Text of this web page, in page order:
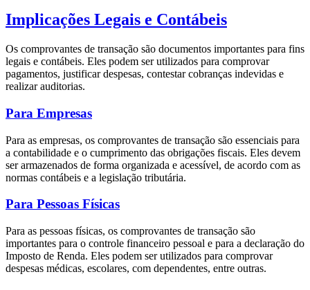
Implicações Legais e Contábeis
Os comprovantes de transação são documentos importantes para fins
legais e contábeis. Eles podem ser utilizados para comprovar
pagamentos, justificar despesas, contestar cobranças indevidas e
realizar auditorias.
Para Empresas
Para as empresas, os comprovantes de transação são essenciais para
a contabilidade e o cumprimento das obrigações fiscais. Eles devem
ser armazenados de forma organizada e acessível, de acordo com as
normas contábeis e a legislação tributária.
Para Pessoas Físicas
Para as pessoas físicas, os comprovantes de transação são
importantes para o controle financeiro pessoal e para a declaração do
Imposto de Renda. Eles podem ser utilizados para comprovar
despesas médicas, escolares, com dependentes, entre outras.